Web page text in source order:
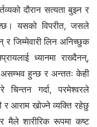
दौरान सत्यता बुझ्न र
यसको विपरीत, जसले
जिम्मेवारी लिन अनिच्छुक
ध्यानमा राख्दैनन्,
हुन्छ र अन्ततः केही
चिन्तन गर्दा, परमेश्‍वरले
आराम खोज्ने व्यक्ति रहेछु
शारीरिक रूपमा कष्ट